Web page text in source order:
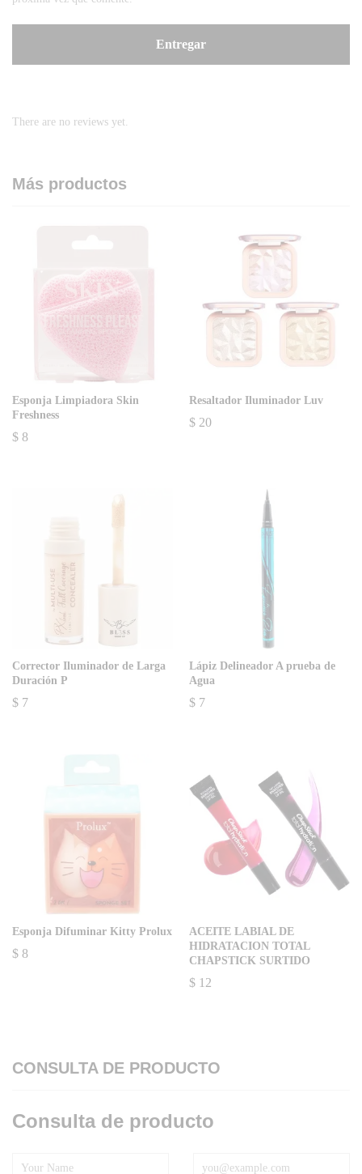
There are no reviews yet.
Más productos
Esponja Limpiadora Skin
Freshness
$ 8
Resaltador Iluminador Luv
$ 20
Corrector Iluminador de Larga
Duración P
$ 7
Lápiz Delineador A prueba de
Agua
$ 7
Esponja Difuminar Kitty Prolux
$ 8
ACEITE LABIAL DE
HIDRATACION TOTAL
CHAPSTICK SURTIDO
$ 12
CONSULTA DE PRODUCTO
Consulta de producto